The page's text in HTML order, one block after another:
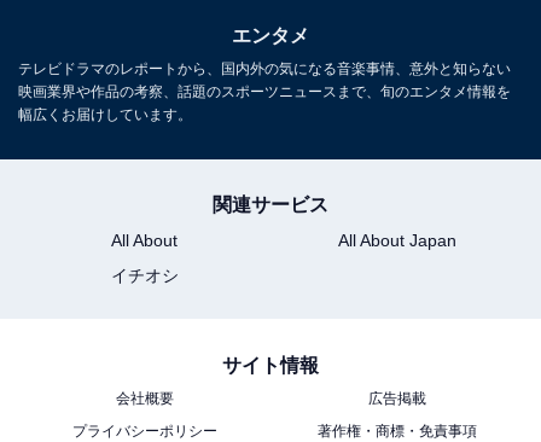
エンタメ
テレビドラマのレポートから、国内外の気になる音楽事情、意外と知らない
映画業界や作品の考察、話題のスポーツニュースまで、旬のエンタメ情報を
幅広くお届けしています。
関連サービス
All About
All About Japan
イチオシ
サイト情報
会社概要
広告掲載
プライバシーポリシー
著作権・商標・免責事項